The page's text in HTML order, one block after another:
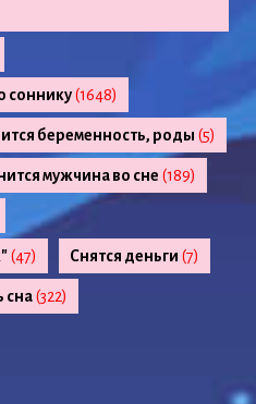
соннику(1648)
беременность, роды (5)
мужчина во сне (189)
(47) Снятся деньги (7)
сна(322)